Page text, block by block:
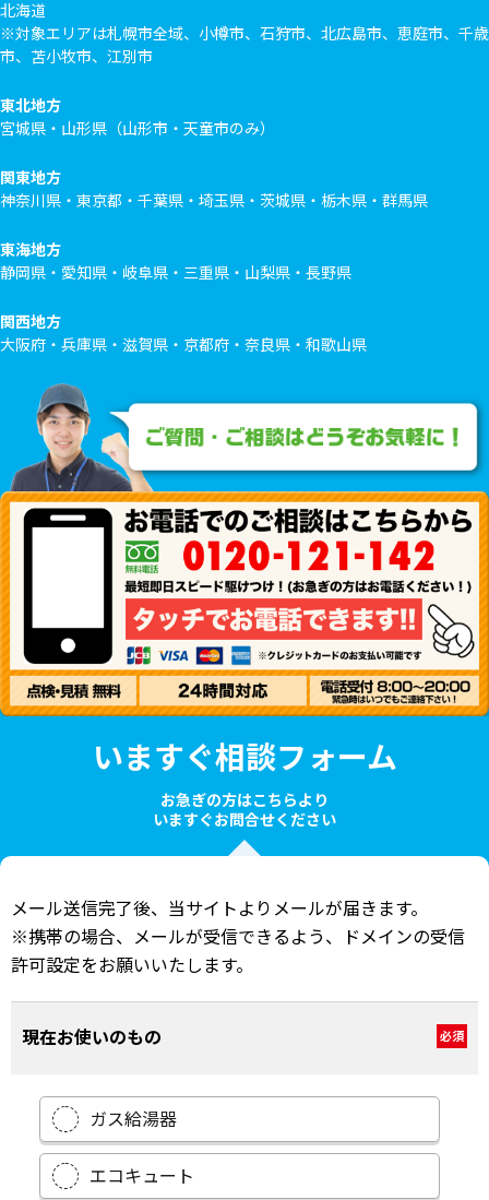
北海道
※対象エリアは札幌市全域、小樽市、石狩市、北広島市、恵庭市、千歳
市、苫小牧市、江別市
東北地方
宮城県・山形県（山形市・天童市のみ）
関東地方
神奈川県・東京都・千葉県・埼玉県・茨城県・栃木県・群馬県
東海地方
静岡県・愛知県・岐阜県・三重県・山梨県・長野県
関西地方
大阪府・兵庫県・滋賀県・京都府・奈良県・和歌山県
いますぐ相談フォーム
お急ぎの方はこちらより
いますぐお問合せください
メール送信完了後、当サイトよりメールが届きます。
※携帯の場合、メールが受信できるよう、ドメインの受信
許可設定をお願いいたします。
現在お使いのもの 必須
ガス給湯器
エコキュート